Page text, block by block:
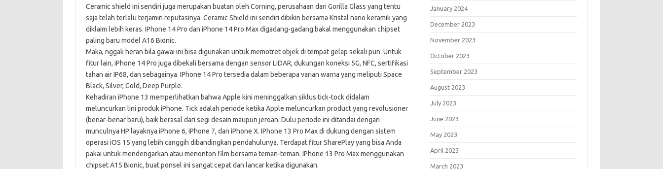
Ceramic shield ini sendiri juga merupakan buatan oleh Corning, perusahaan dari Gorilla Glass yang tentu
saja telah terlalu terjamin reputasinya. Ceramic Shield ini sendiri dibikin bersama Kristal nano keramik yang
diklaim lebih keras. IPhone 14 Pro dan iPhone 14 Pro Max digadang-gadang bakal menggunakan chipset
paling baru model A16 Bionic.
Maka, nggak heran bila gawai ini bisa digunakan untuk memotret objek di tempat gelap sekali pun. Untuk
fitur lain, iPhone 14 Pro juga dibekali bersama dengan sensor LiDAR, dukungan koneksi 5G, NFC, sertifikasi
tahan air IP68, dan sebagainya. IPhone 14 Pro tersedia dalam beberapa varian warna yang meliputi Space
Black, Silver, Gold, Deep Purple.
Kehadiran iPhone 13 memperlihatkan bahwa Apple kini meninggalkan siklus tick-tock didalam
meluncurkan lini produk iPhone. Tick adalah periode ketika Apple meluncurkan product yang revolusioner
(benar-benar baru), baik berasal dari segi desain maupun jeroan. Dulu periode ini ditandai dengan
munculnya HP layaknya iPhone 6, iPhone 7, dan iPhone X. IPhone 13 Pro Max di dukung dengan sistem
operasi iOS 15 yang lebih canggih dibandingkan pendahulunya. Terdapat fitur SharePlay yang bisa Anda
pakai untuk mendengarkan atau menonton film bersama teman-teman. IPhone 13 Pro Max menggunakan
chipset A15 Bionic, buat ponsel ini sangat cepat dan lancar ketika digunakan.
January 2024
December 2023
November 2023
October 2023
September 2023
August 2023
July 2023
June 2023
May 2023
April 2023
March 2023